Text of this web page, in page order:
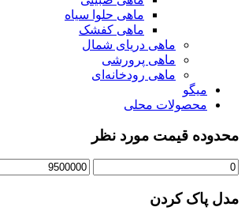
ماهی حلوا سیاه
ماهی کفشک
ماهی دریای شمال
ماهی پرورشی
ماهی رودخانه‌ای
میگو
محصولات محلی
محدوده قیمت مورد نظر
مدل پاک کردن